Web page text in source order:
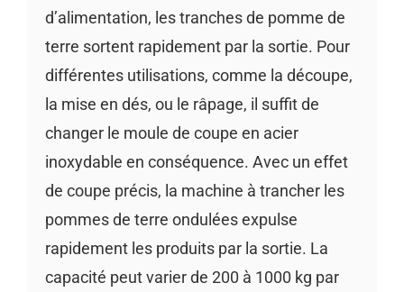
d’alimentation, les tranches de pomme de
terre sortent rapidement par la sortie. Pour
différentes utilisations, comme la découpe,
la mise en dés, ou le râpage, il suffit de
changer le moule de coupe en acier
inoxydable en conséquence. Avec un effet
de coupe précis, la machine à trancher les
pommes de terre ondulées expulse
rapidement les produits par la sortie. La
capacité peut varier de 200 à 1000 kg par